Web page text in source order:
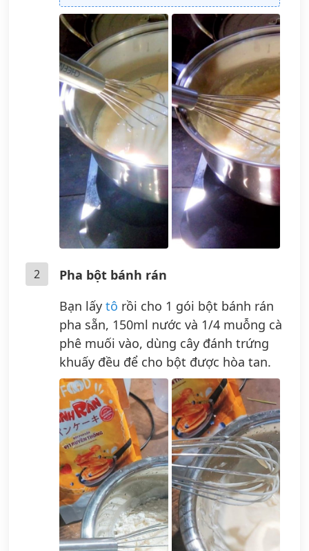
2
Pha bột bánh rán
Bạn lấy tô rồi cho 1 gói bột bánh rán
pha sẵn, 150ml nước và 1/4 muỗng cà
phê muối vào, dùng cây đánh trứng
khuấy đều để cho bột được hòa tan.